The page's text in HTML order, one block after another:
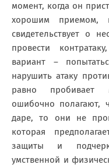
момент, когда он
хорошим приемом,
свидетельствует о
провести
вариант –
нарушить атаку
равно пробивает
ошибочно полагают,
даре, то они не
которая
защиты и
умственной и